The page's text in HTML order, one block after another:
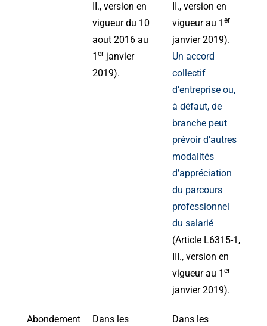
II., version en
vigueur du 10
aout 2016 au
1 er janvier
2019).
II., version en
vigueur au 1 er
janvier 2019).
Un accord
collectif
d’entreprise ou,
à défaut, de
branche peut
prévoir d’autres
modalités
d’appréciation
du parcours
professionnel
du salarié
(Article L6315-1,
III., version en
vigueur au 1 er
janvier 2019).
Abondement
Dans les
Dans les